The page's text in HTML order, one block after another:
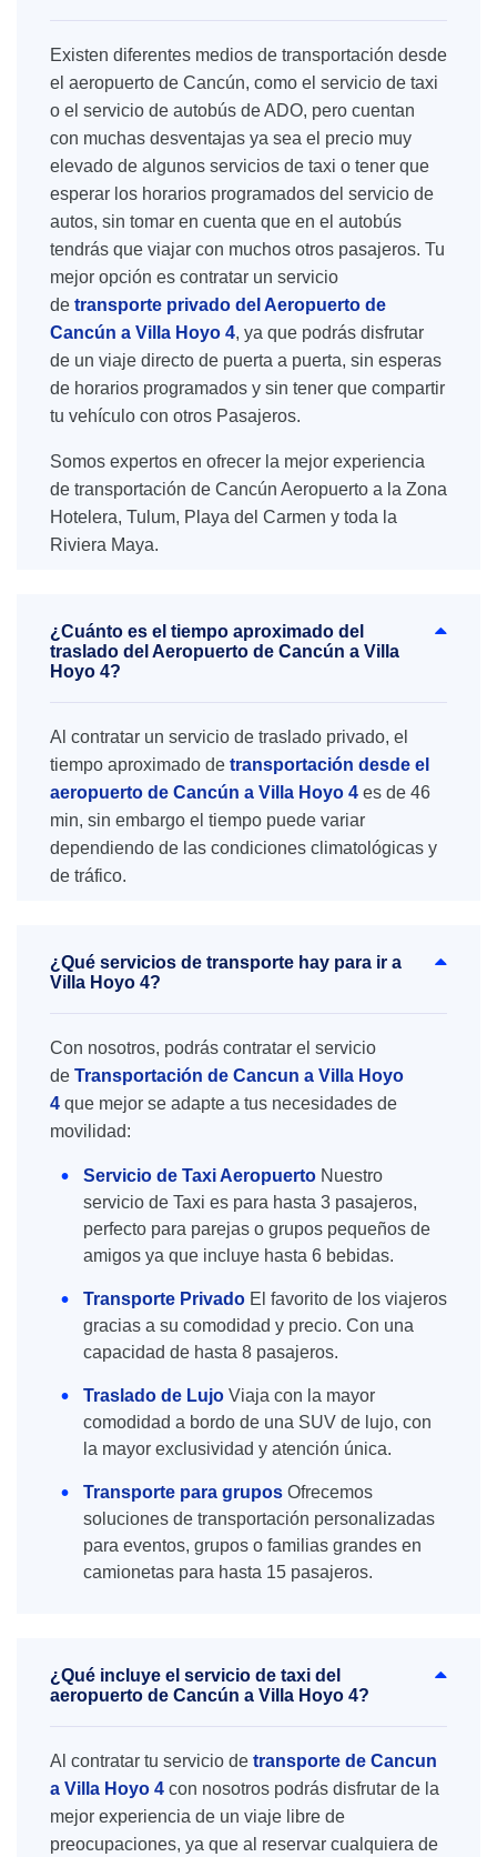
Existen diferentes medios de transportación desde
el aeropuerto de Cancún, como el servicio de taxi
o el servicio de autobús de ADO, pero cuentan
con muchas desventajas ya sea el precio muy
elevado de algunos servicios de taxi o tener que
esperar los horarios programados del servicio de
autos, sin tomar en cuenta que en el autobús
tendrás que viajar con muchos otros pasajeros. Tu
mejor opción es contratar un servicio
de transporte privado del Aeropuerto de
Cancún a Villa Hoyo 4, ya que podrás disfrutar
de un viaje directo de puerta a puerta, sin esperas
de horarios programados y sin tener que compartir
tu vehículo con otros Pasajeros.
Somos expertos en ofrecer la mejor experiencia
de transportación de Cancún Aeropuerto a la Zona
Hotelera, Tulum, Playa del Carmen y toda la
Riviera Maya.
¿Cuánto es el tiempo aproximado del
traslado del Aeropuerto de Cancún a Villa
Hoyo 4?
Al contratar un servicio de traslado privado, el
tiempo aproximado de transportación desde el
aeropuerto de Cancún a Villa Hoyo 4 es de 46
min, sin embargo el tiempo puede variar
dependiendo de las condiciones climatológicas y
de tráfico.
¿Qué servicios de transporte hay para ir a
Villa Hoyo 4?
Con nosotros, podrás contratar el servicio
de Transportación de Cancun a Villa Hoyo
4 que mejor se adapte a tus necesidades de
movilidad:
Servicio de Taxi Aeropuerto Nuestro
servicio de Taxi es para hasta 3 pasajeros,
perfecto para parejas o grupos pequeños de
amigos ya que incluye hasta 6 bebidas.
Transporte Privado El favorito de los viajeros
gracias a su comodidad y precio. Con una
capacidad de hasta 8 pasajeros.
Traslado de Lujo Viaja con la mayor
comodidad a bordo de una SUV de lujo, con
la mayor exclusividad y atención única.
Transporte para grupos Ofrecemos
soluciones de transportación personalizadas
para eventos, grupos o familias grandes en
camionetas para hasta 15 pasajeros.
¿Qué incluye el servicio de taxi del
aeropuerto de Cancún a Villa Hoyo 4?
Al contratar tu servicio de transporte de Cancun
a Villa Hoyo 4 con nosotros podrás disfrutar de la
mejor experiencia de un viaje libre de
preocupaciones, ya que al reservar cualquiera de